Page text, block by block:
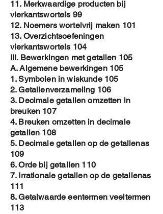
11. Merkwaardige producten bij
vierkantswortels 99
12. Noemers wortelvrij maken 101
13. Overzichtsoefeningen
vierkantswortels 104
III. Bewerkingen met getallen 105
A. Algemene bewerkingen 105
1. Symbolen in wiskunde 105
2. Getallenverzameling 106
3. Decimale getallen omzetten in
breuken 107
4. Breuken omzetten in decimale
getallen 108
5. Decimale getallen op de getallenas
109
6. Orde bij getallen 110
7. Irrationale getallen op de getallenas
111
8. Getalwaarde eentermen veeltermen
113